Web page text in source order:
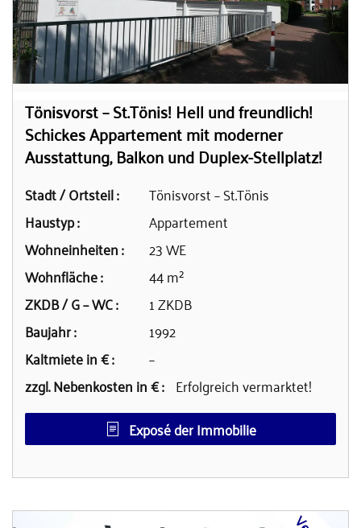
Tönisvorst – St.Tönis! Hell und freundlich!
Schickes Appartement mit moderner
Ausstattung, Balkon und Duplex-Stellplatz!
Stadt / Ortsteil :
Tönisvorst – St.Tönis
Haustyp :
Appartement
Wohneinheiten :
23 WE
Wohnfläche :
44 m²
ZKDB / G – WC :
1 ZKDB
Baujahr :
1992
Kaltmiete in € :
–
zzgl. Nebenkosten in € : Erfolgreich vermarktet!
Exposé der Immobilie